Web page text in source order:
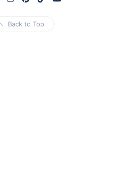
Back to Top